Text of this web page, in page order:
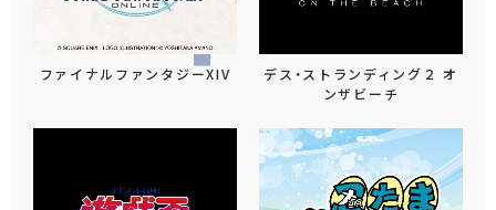
ファイナルファンタジーXIV
デス・ストランディング２ オ
ンザビーチ